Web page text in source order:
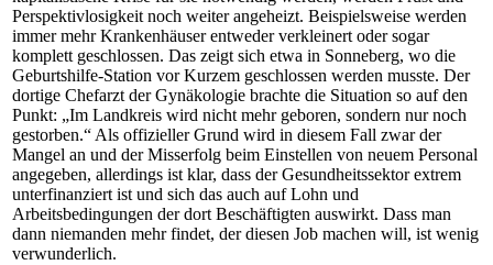
Perspektivlosigkeit noch weiter angeheizt. Beispielsweise werden
immer mehr Krankenhäuser entweder verkleinert oder sogar
komplett geschlossen. Das zeigt sich etwa in Sonneberg, wo die
Geburtshilfe-Station vor Kurzem geschlossen werden musste. Der
dortige Chefarzt der Gynäkologie brachte die Situation so auf den
Punkt: „Im Landkreis wird nicht mehr geboren, sondern nur noch
gestorben.“ Als offizieller Grund wird in diesem Fall zwar der
Mangel an und der Misserfolg beim Einstellen von neuem Personal
angegeben, allerdings ist klar, dass der Gesundheitssektor extrem
unterfinanziert ist und sich das auch auf Lohn und
Arbeitsbedingungen der dort Beschäftigten auswirkt. Dass man
dann niemanden mehr findet, der diesen Job machen will, ist wenig
verwunderlich.